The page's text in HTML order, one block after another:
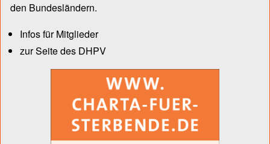
den Bun­des­län­dern.
Infos für Mitglieder
zur Seite des DHPV